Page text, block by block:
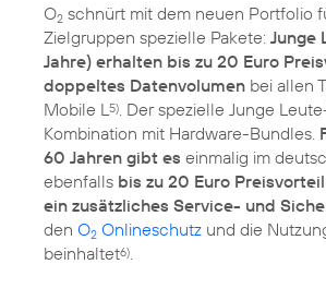
O2 schnürt mit dem neuen Portfolio
Zielgruppen spezielle Pakete: Junge
Jahre) erhalten bis zu 20 Euro
doppeltes Datenvolumen bei allen
Mobile L 5) . Der spezielle Junge
Kombination mit Hardware-Bundles.
60 Jahren gibt es einmalig im
ebenfalls bis zu 20 Euro
ein zusätzliches Service- und
den O2 Onlineschutz und die
beinhaltet6)